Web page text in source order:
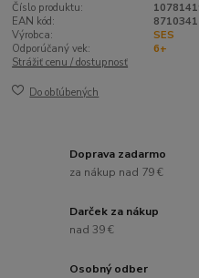
Číslo produktu:
EAN kód:
Výrobca:
SES
Odporúčaný vek:
6+
Strážiť cenu / dostupnosť
Do obľúbených
Doprava zadarmo
za nákup nad 79 €
Darček za nákup
nad 39 €
Osobný odber